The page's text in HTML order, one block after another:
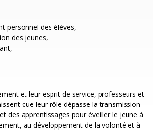
personnel des élèves,
des jeunes,
et leur esprit de service, professeurs et
que leur rôle dépasse la transmission
des apprentissages pour éveiller le jeune à
au développement de la volonté et à